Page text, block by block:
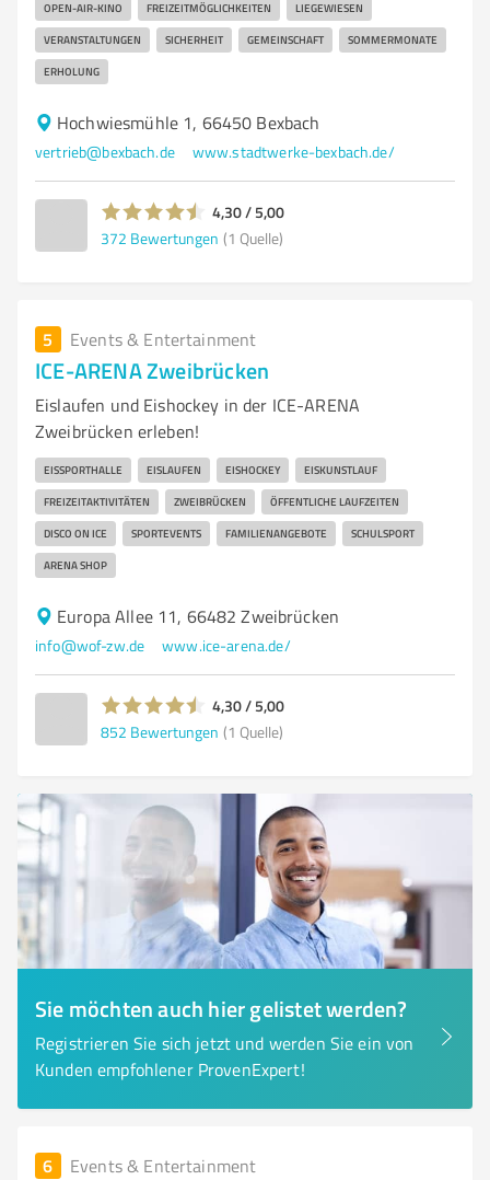
OPEN-AIR-KINO FREIZEITMÖGLICHKEITEN LIEGEWIESEN
VERANSTALTUNGEN SICHERHEIT GEMEINSCHAFT SOMMERMONATE
ERHOLUNG
Hochwiesmühle 1, 66450 Bexbach
vertrieb@bexbach.de www.stadtwerke-bexbach.de/
4,30 / 5,00
372 Bewertungen (1 Quelle)
5 Events & Entertainment
ICE-ARENA Zweibrücken
Eislaufen und Eishockey in der ICE-ARENA
Zweibrücken erleben!
EISSPORTHALLE EISLAUFEN EISHOCKEY EISKUNSTLAUF
FREIZEITAKTIVITÄTEN ZWEIBRÜCKEN ÖFFENTLICHE LAUFZEITEN
DISCO ON ICE SPORTEVENTS FAMILIENANGEBOTE SCHULSPORT
ARENA SHOP
Europa Allee 11, 66482 Zweibrücken
info@wof-zw.de www.ice-arena.de/
4,30 / 5,00
852 Bewertungen (1 Quelle)
Sie möchten auch hier gelistet werden?
Registrieren Sie sich jetzt und werden Sie ein von
Kunden empfohlener ProvenExpert!
6 Events & Entertainment